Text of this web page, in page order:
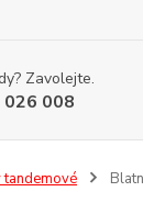
Zavolejte.
008
tandemové